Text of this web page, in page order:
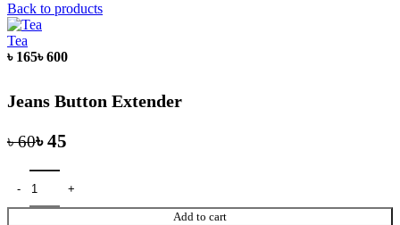
Back to products
Tea
Jeans Button Extender
৳60৳45
Add to cart